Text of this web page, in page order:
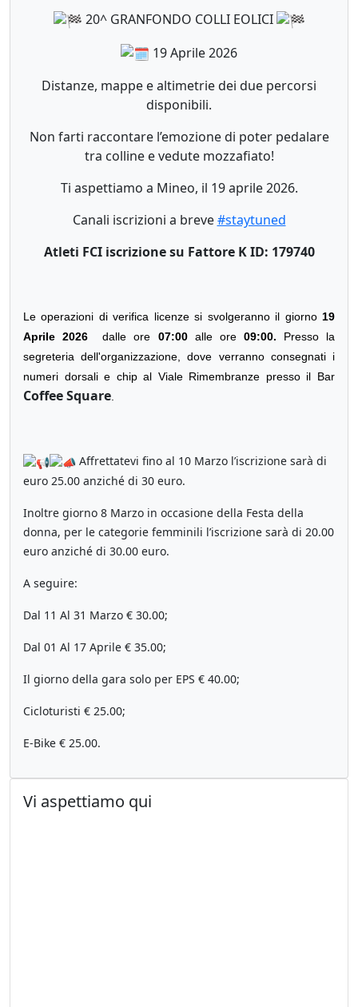
20^ GRANFONDO COLLI EOLICI
19 Aprile 2026
Distanze, mappe e altimetrie dei due percorsi
disponibili.
Non farti raccontare l’emozione di poter pedalare
tra colline e vedute mozzafiato!
Ti aspettiamo a Mineo, il 19 aprile 2026.
Canali iscrizioni a breve#staytuned
Atleti FCI iscrizione su Fattore K ID: 179740
Le operazioni di verifica licenze si svolgeranno il giorno 19
Aprile 2026dalle ore 07:00 alle ore 09:00. Presso la
segreteria dell'organizzazione, dove verranno consegnati i
numeri dorsali e chip al Viale Rimembranze presso il Bar
Coffee Square.
Affrettatevi fino al 10 Marzo l’iscrizione sarà di
euro 25.00 anziché di 30 euro.
Inoltre giorno 8 Marzo in occasione della Festa della
donna, per le categorie femminili l’iscrizione sarà di 20.00
euro anziché di 30.00 euro.
A seguire:
Dal 11 Al 31 Marzo € 30.00;
Dal 01 Al 17 Aprile € 35.00;
Il giorno della gara solo per EPS € 40.00;
Cicloturisti € 25.00;
E-Bike € 25.00.
Vi aspettiamo qui